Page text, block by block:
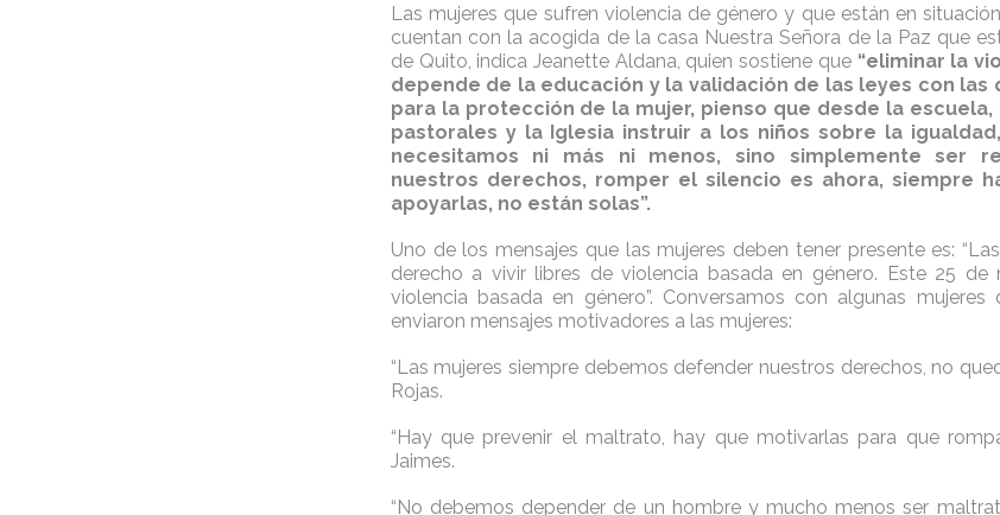
Las mujeres que sufren violencia de género y que están en
cuentan con la acogida de la casa Nuestra Señora de la Paz que
de Quito, indica Jeanette Aldana, quien sostiene que “eliminar la
depende de la educación y la validación de las leyes con las
para la protección de la mujer, pienso que desde la
pastorales y la Iglesia instruir a los niños sobre la
necesitamos ni más ni menos, sino simplemente ser
nuestros derechos, romper el silencio es ahora, siempre
apoyarlas, no están solas”.
Uno de los mensajes que las mujeres deben tener presente es:
derecho a vivir libres de violencia basada en género. Este 25
violencia basada en género”. Conversamos con algunas
enviaron mensajes motivadores a las mujeres:
“Las mujeres siempre debemos defender nuestros derechos, no
Rojas.
“Hay que prevenir el maltrato, hay que motivarlas para que
Jaimes.
“No debemos depender de un hombre y mucho menos ser